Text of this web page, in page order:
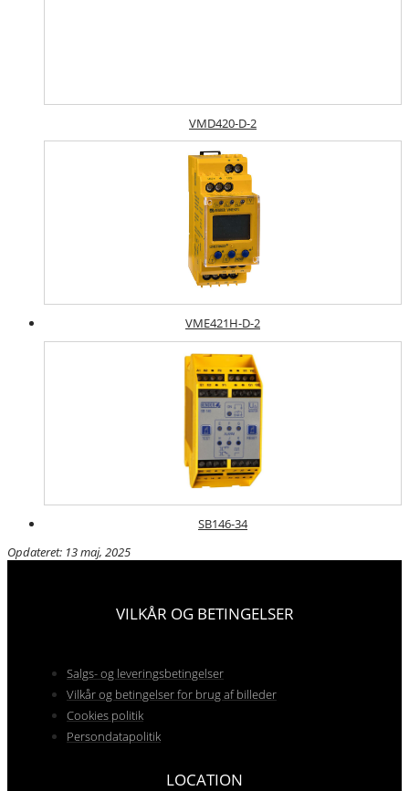
VMD420-D-2
VME421H-D-2
SB146-34
Opdateret: 13 maj, 2025
VILKÅR OG BETINGELSER
Salgs- og leveringsbetingelser
Vilkår og betingelser for brug af billeder
Cookies politik
Persondatapolitik
LOCATION